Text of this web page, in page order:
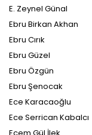
E. Zeynel Günal
Ebru Birkan Akhan
Ebru Cırık
Ebru Güzel
Ebru Özgün
Ebru Şenocak
Ece Karacaoğlu
Ece Serrican Kabalcı